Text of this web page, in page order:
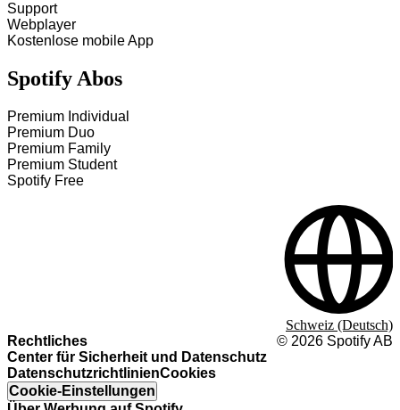
Support
Webplayer
Kostenlose mobile App
Spotify Abos
Premium Individual
Premium Duo
Premium Family
Premium Student
Spotify Free
Rechtliches
Center für Sicherheit und Datenschutz
DatenschutzrichtlinienCookies
Cookie-Einstellungen
© 2026 Spotify AB
Schweiz (Deutsch)